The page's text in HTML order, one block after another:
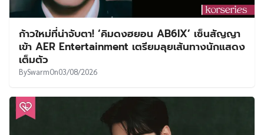
ก้าวใหม่ที่น่าจับตา! ‘คิมดงฮยอน AB6IX’ เซ็นสัญญา
เข้า AER Entertainment เตรียมลุยเส้นทางนักแสดง
เต็มตัว
BySwarmOn03/08/2026